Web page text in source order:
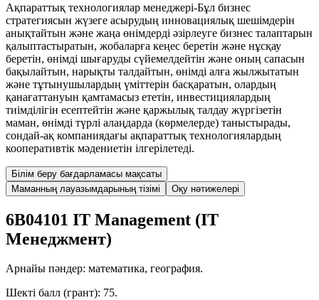
Ақпараттық технологиялар менеджері-Бұл бизнес
стратегиясын жүзеге асырудың инновациялық шешімдерін
анықтайтын және жаңа өнімдерді әзірлеуге бизнес талаптарын
қалыптастыратын, жобаларға кеңес беретін және нұсқау
беретін, өнімді шығаруды сүйемелдейтін және оның сапасын
бақылайтын, нарықты талдайтын, өнімді алға жылжытатын
және тұтынушылардың үміттерін басқаратын, олардың
қанағаттануын қамтамасыз ететін, инвестициялардың
тиімділігін есептейтін және қаржылық талдау жүргізетін
маман, өнімді түрлі алаңдарда (көрмелерде) таныстырады,
сондай-ақ компаниядағы ақпараттық технологиялардың
кооперативтік мәдениетін ілгерілетеді.
Білім беру бағдарламасы мақсаты
Маманның лауазымдарының тізімі
Оқу нәтижелері
6B04101 IT Management (IT
Менеджмент)
Арнайы пәндер: математика, география.
Шекті балл (грант): 75.